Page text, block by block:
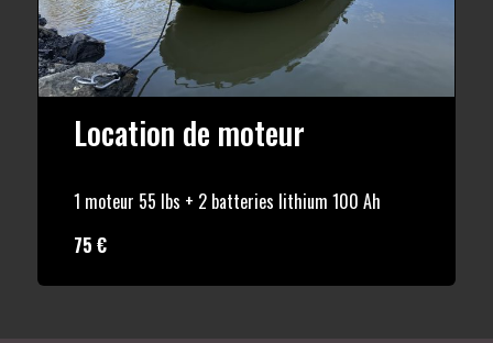
Location de moteur
1 moteur 55 lbs + 2 batteries lithium 100 Ah
75 €